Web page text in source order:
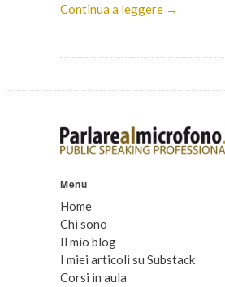
Continua a leggere →
Menu
Home
Chi sono
Il mio blog
I miei articoli su Substack
Corsi in aula